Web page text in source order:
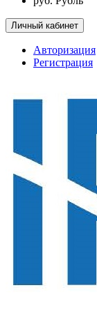
Личный кабинет
Авторизация
Регистрация